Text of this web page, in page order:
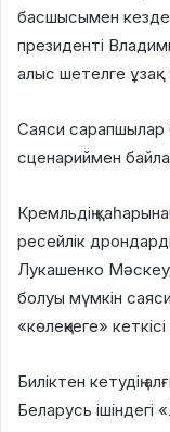
басшысымен
президенті
алыс шетелге ұзақ
Саяси сарапшылар
сценариймен
Кремльдің
ресейлік
Лукашенко
болуы мүмкін
«көлеңкеге»
Биліктен кетудің
Беларусь ішіндегі